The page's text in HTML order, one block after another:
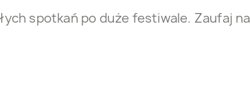
spotkań po duże festiwale. Zaufaj